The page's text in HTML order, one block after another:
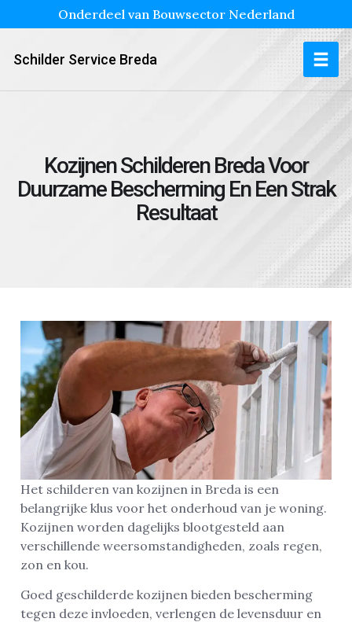
Onderdeel van Bouwsector Nederland
Schilder Service Breda
Kozijnen Schilderen Breda Voor
Duurzame Bescherming En Een Strak
Resultaat
Het schilderen van kozijnen in Breda is een
belangrijke klus voor het onderhoud van je woning.
Kozijnen worden dagelijks blootgesteld aan
verschillende weersomstandigheden, zoals regen,
zon en kou.
Goed geschilderde kozijnen bieden bescherming
tegen deze invloeden, verlengen de levensduur en